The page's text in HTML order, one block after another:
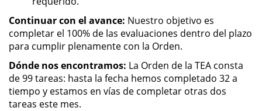
Continuar con el avance: Nuestro objetivo es
completar el 100% de las evaluaciones dentro del plazo
para cumplir plenamente con la Orden.
Dónde nos encontramos: La Orden de la TEA consta
de 99 tareas: hasta la fecha hemos completado 32 a
tiempo y estamos en vías de completar otras dos
tareas este mes.